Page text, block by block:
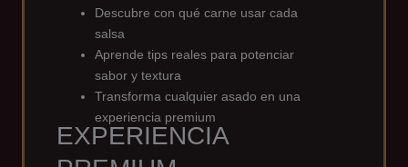
Descubre con qué carne usar cada
salsa
Aprende tips reales para potenciar
sabor y textura
Transforma cualquier asado en una
experiencia premium
EXPERIENCIA